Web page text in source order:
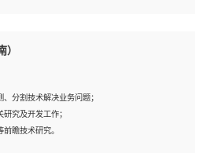
、springcloud等；熟悉Linux常用命令和了解
维经验，复杂问题排查思路清晰。
像识别、NLP、OCR、机器学习等；
、图像识别、OCR、NLP等AI算法有深刻理
经验者优先。具有大数据技术背景者优先；
，善于学习思考、创新与团队协作，认真负责、
分割技术解决业务问题；
究及开发工作；
瞻技术研究。